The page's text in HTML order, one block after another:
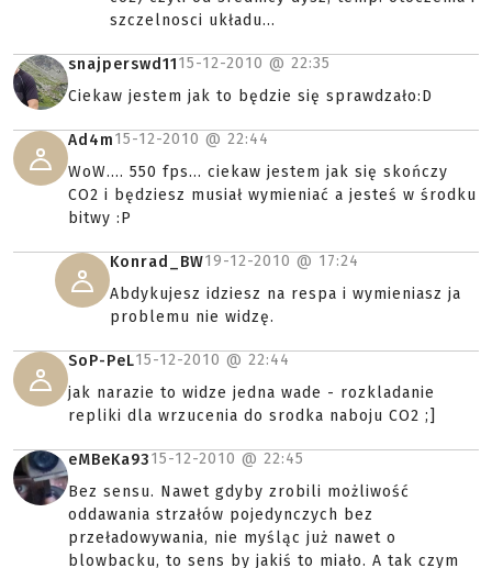
szczelnosci układu...
snajperswd1115-12-2010 @ 22:35
Ciekaw jestem jak to będzie się sprawdzało:D
Ad4m15-12-2010 @ 22:44
WoW.... 550 fps... ciekaw jestem jak się skończy
CO2 i będziesz musiał wymieniać a jesteś w środku
bitwy :P
Konrad_BW19-12-2010 @ 17:24
Abdykujesz idziesz na respa i wymieniasz ja
problemu nie widzę.
SoP-PeL15-12-2010 @ 22:44
jak narazie to widze jedna wade - rozkladanie
repliki dla wrzucenia do srodka naboju CO2 ;]
eMBeKa9315-12-2010 @ 22:45
Bez sensu. Nawet gdyby zrobili możliwość
oddawania strzałów pojedynczych bez
przeładowywania, nie myśląc już nawet o
blowbacku, to sens by jakiś to miało. A tak czym